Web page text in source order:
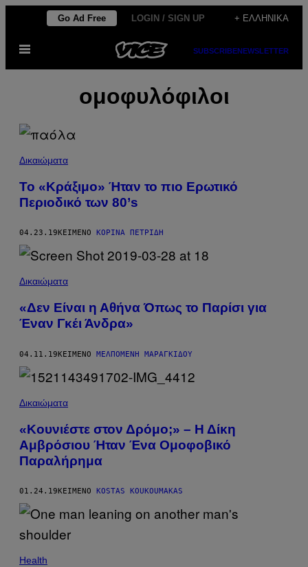
Μετάβαση
περιεχόμενο
Go Ad Free LOGIN / SIGN UP + ΕΛΛΗΝΙΚΆ
Ανοίξτε
μενού
SUBSCRIBENEWSLETTER
ομοφυλόφιλοι
Δικαιώματα
Το «Κράξιμο» Ήταν το πιο Ερωτικό
Περιοδικό των 80’s
04.23.19 ΚΕΊΜΕΝΟ ΚΟΡΊΝΑ ΠΕΤΡΊΔΗ
Δικαιώματα
«Δεν Είναι η Αθήνα Όπως το Παρίσι για
Έναν Γκέι Άνδρα»
04.11.19ΚΕΊΜΕΝΟ ΜΕΛΠΟΜΈΝΗ ΜΑΡΑΓΚΊΔΟΥ
Δικαιώματα
«Κουνιέστε στον Δρόμο;» – Η Δίκη
Αμβρόσιου Ήταν Ένα Ομοφοβικό
Παραλήρημα
01.24.19 ΚΕΊΜΕΝΟ KOSTAS KOUKOUMAKAS
Health